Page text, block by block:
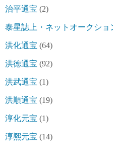
治平通宝 (2)
泰星誌上・ネットオークショ
洪化通宝 (64)
洪徳通宝 (92)
洪武通宝 (1)
洪順通宝 (19)
淳化元宝 (1)
淳熈元宝 (14)